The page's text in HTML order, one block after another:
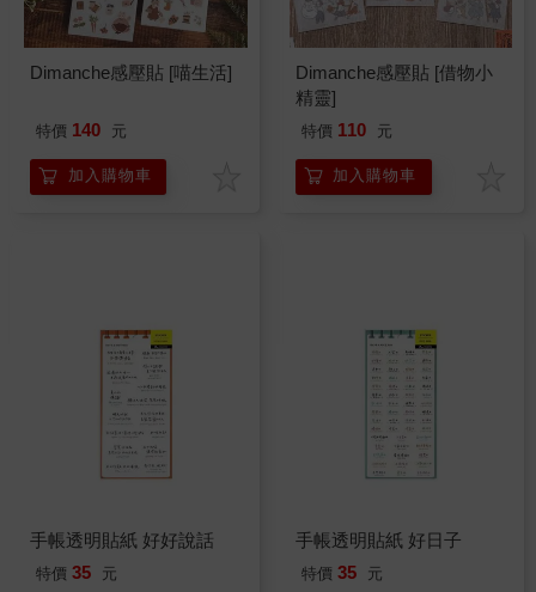
Dimanche感壓貼 [喵生活]
特價 140 元
加入購物車
Dimanche感壓貼 [借物小
精靈]
特價 110 元
加入購物車
手帳透明貼紙 好好說話
特價 35 元
手帳透明貼紙 好日子
特價 35 元